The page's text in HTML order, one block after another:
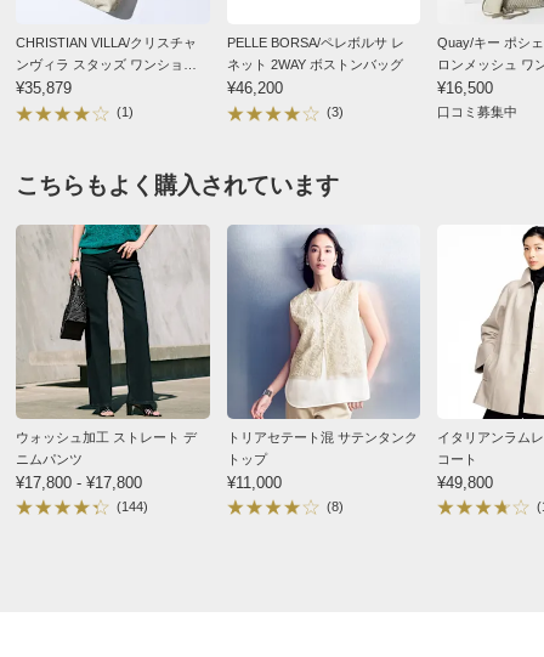
サイズ表記について（ファッション雑貨）
CHRISTIAN VILLA/クリスチャ
ンヴィラ スタッズ ワンショル
ダーバッグ （イタリア製）
¥35,879
(1)
PELLE BORSA/ペレボルサ レ
ネット 2WAY ボストンバッグ
¥46,200
(3)
Quay/キー ポシ
ロンメッシュ ワ
グ
¥16,500
口コミ募集中
こちらもよく購入されています
ウォッシュ加工 ストレート デ
ニムパンツ
¥17,800 - ¥17,800
(144)
トリアセテート混 サテンタンク
トップ
¥11,000
(8)
イタリアンラム
コート
¥49,800